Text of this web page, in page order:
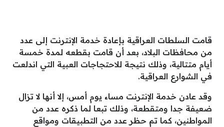
قامت السلطات العراقية بإعادة خدمة الإنترنت إلى عدد
من محافظات البلاد، بعد أن قامت بقطعه لمدة خمسة
أيام متتالية، وذلك نتيجة للاحتجاجات العبية التي اندلعت
في الشوارع العراقية.
وقد عادن خدمة الإنترنت مساء يوم أمس، إلا أنها لا تزال
ضعيفة جدا ومتقطعة، وذلك تبعا لما ذكره عدد من
المواطنين، كما تم حظر عدد من التطبيقات ومواقع